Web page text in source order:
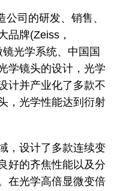
司的研发、销售、
品牌(Zeiss，
光学系统、中国国
学镜头的设计，光学
计并产业化了多款不
，光学性能达到衍射
，设计了多款连续变
好的齐焦性能以及分
在光学高倍显微变倍